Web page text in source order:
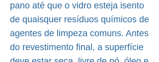
pano até que o vidro esteja isento
de quaisquer resíduos químicos de
agentes de limpeza comuns. Antes
do revestimento final, a superfície